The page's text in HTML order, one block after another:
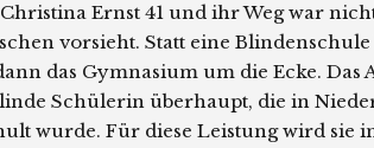
Ernst 41 und ihr Weg war
vorsieht. Statt eine Blindenschule
das Gymnasium um die Ecke. Das
Schülerin überhaupt, die in
wurde. Für diese Leistung wird sie